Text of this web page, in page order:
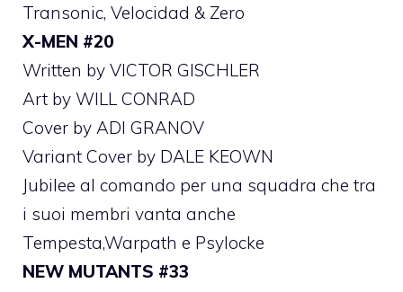
Transonic, Velocidad & Zero
X-MEN #20
Written by VICTOR GISCHLER
Art by WILL CONRAD
Cover by ADI GRANOV
Variant Cover by DALE KEOWN
Jubilee al comando per una squadra che tra
i suoi membri vanta anche
Tempesta,Warpath e Psylocke
NEW MUTANTS #33